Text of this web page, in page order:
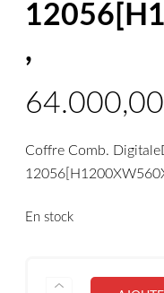
,
Coffre Comb.
En stock
QUANTITÉ